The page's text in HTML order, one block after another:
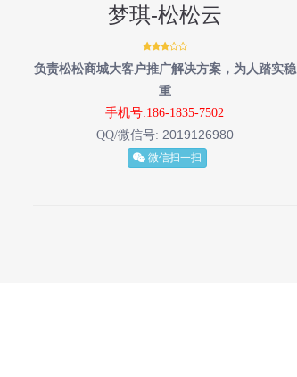
梦琪-松松云
负责松松商城大客户推广解决方案，为人踏实稳
重
手机号:186-1835-7502
QQ/微信号: 2019126980
微信扫一扫